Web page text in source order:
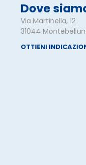
Dove
Via Martinella, 12
31044
OTTIENI